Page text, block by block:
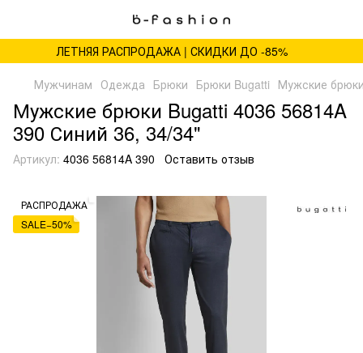
ЛЕТНЯЯ РАСПРОДАЖА | СКИДКИ ДО -85%
Мужчинам Одежда Брюки Брюки Bugatti Мужские
Мужские брюки Bugatti 4036 56814A
390 Синий 36, 34/34"
Артикул: 4036 56814A 390 Оставить отзыв
РАСПРОДАЖА
SALE−50%